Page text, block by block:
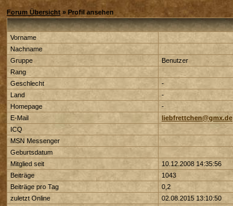
Forum Übersicht » Profil ansehen
Vorname
Nachname
Gruppe
Benutzer
Rang
Geschlecht
-
Land
-
Homepage
-
E-Mail
liebfrettchen@gmx.de
ICQ
MSN Messenger
Geburtsdatum
Mitglied seit
10.12.2008 14:35:56
Beiträge
1043
Beiträge pro Tag
0,2
zuletzt Online
02.08.2015 13:10:50